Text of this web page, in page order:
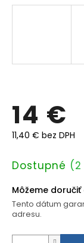
14 €
11,40 € bez DPH
Jednotková
Dostupné
Môžeme doručiť
Tento dátum
adresu.